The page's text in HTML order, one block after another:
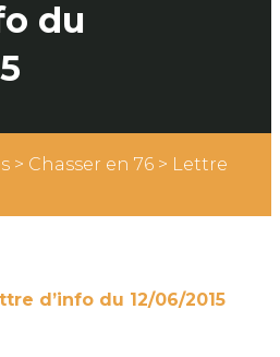
du
> Chasser en 76 > Lettre
d’info du 12/06/2015